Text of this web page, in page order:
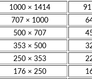
1000 × 1414
707 × 1000
500 × 707
353 × 500
250 × 353
176 × 250